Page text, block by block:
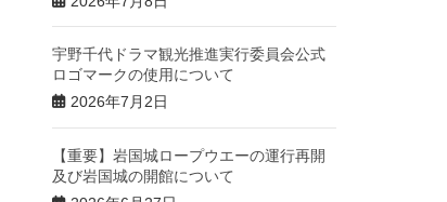
宇野千代ドラマ観光推進実行委員会公式
ロゴマークの使用について
2026年7月2日
【重要】岩国城ロープウエーの運行再開
及び岩国城の開館について